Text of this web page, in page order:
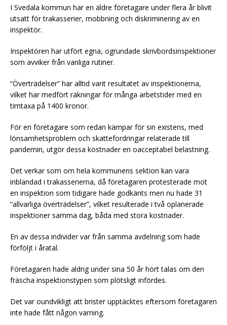
I Svedala kommun har en äldre företagare under flera år blivit
utsatt för trakasserier, mobbning och diskriminering av en
inspektör.
Inspektören har utfört egna, ogrundade skrivbordsinspektioner
som avviker från vanliga rutiner.
“Överträdelser” har alltid varit resultatet av inspektionerna,
vilket har medfört räkningar för många arbetstider med en
timtaxa på 1400 kronor.
För en företagare som redan kämpar för sin existens, med
lönsamhetsproblem och skattefordringar relaterade till
pandemin, utgör dessa kostnader en oacceptabel belastning.
Det verkar som om hela kommunens sektion kan vara
inblandad i trakasserierna, då företagaren protesterade mot
en inspektion som tidigare hade godkänts men nu hade 31
“allvarliga överträdelser”, vilket resulterade i två oplanerade
inspektioner samma dag, båda med stora kostnader.
En av dessa individer var från samma avdelning som hade
förföljt i åratal.
Företagaren hade aldrig under sina 50 år hört talas om den
fräscha inspektionstypen som plötsligt infördes.
Det var oundvikligt att brister upptäcktes eftersom företagaren
inte hade fått någon varning.